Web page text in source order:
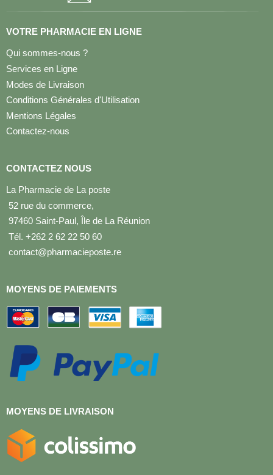
VOTRE PHARMACIE EN LIGNE
Qui sommes-nous ?
Services en Ligne
Modes de Livraison
Conditions Générales d'Utilisation
Mentions Légales
Contactez-nous
CONTACTEZ NOUS
La Pharmacie de La poste
52 rue du commerce,
97460 Saint-Paul, Île de La Réunion
Tél. +262 2 62 22 50 60
contact@pharmacieposte.re
MOYENS DE PAIEMENTS
MOYENS DE LIVRAISON